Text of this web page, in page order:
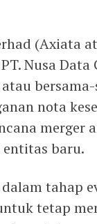
(Axiata
Nusa
nota
merger
baru.
tahap
tetap